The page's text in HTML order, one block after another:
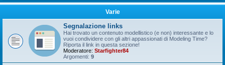
Varie
Segnalazione links
Hai trovato un contenuto modellistico (e non) interessante e lo
vuoi condividere con gli altri appassionati di Modeling Time?
Riporta il link in questa sezione!
Moderatore: Starfighter84
Argomenti: 9